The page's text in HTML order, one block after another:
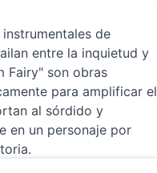
de
entre la inquietud y
Fairy" son obras
para amplificar el
al sórdido y
en un personaje por